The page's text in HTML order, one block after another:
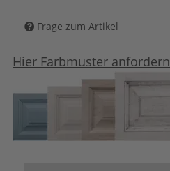
Frage zum Artikel
Hier Farbmuster anfordern